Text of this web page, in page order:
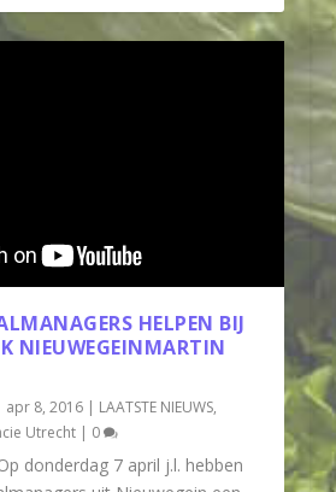
HELPEN BIJ
NIEUWEGEINMARTIN
apr 8, 2016| LAATSTE NIEUWS,
Utrecht| 0
donderdag 7 april j.l. hebben